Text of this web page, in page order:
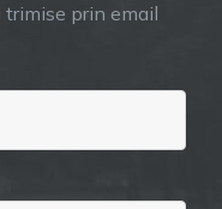
prin email